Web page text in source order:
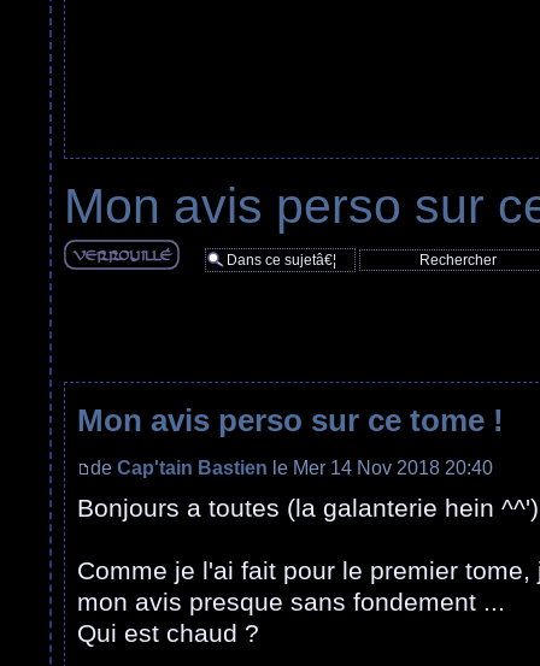
Mon avis perso sur
Mon avis perso sur ce tome !
de Cap'tain Bastien le Mer 14 Nov 2018 20:40
Bonjours a toutes (la galanterie hein
Comme je l'ai fait pour le premier tome,
mon avis presque sans fondement ...
Qui est chaud ?